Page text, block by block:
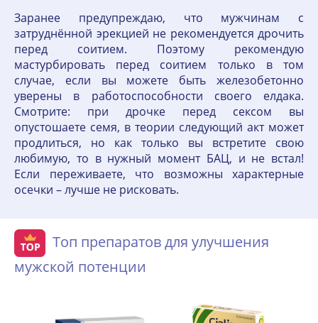
Заранее предупреждаю, что мужчинам с
затруднённой эрекцией не рекомендуется дрочить
перед соитием. Поэтому рекомендую
мастурбировать перед соитием только в том
случае, если вы можете быть железобетонно
уверены в работоспособности своего елдака.
Смотрите: при дрочке перед сексом вы
опустошаете семя, в теории следующий акт может
продлиться, но как только вы встретите свою
любимую, то в нужный момент БАЦ, и не встал!
Если переживаете, что возможны характерные
осечки – лучше не рисковать.
Топ препаратов для улучшения
мужской потенции